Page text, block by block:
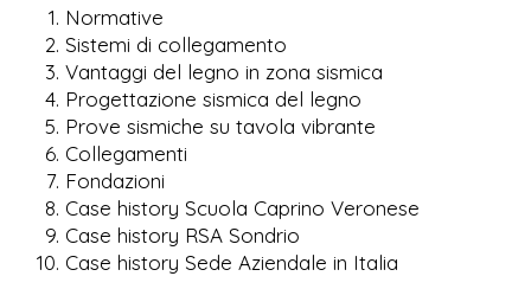
Normative
Sistemi di collegamento
Vantaggi del legno in zona sismica
Progettazione sismica del legno
Prove sismiche su tavola vibrante
Collegamenti
Fondazioni
Case history Scuola Caprino Veronese
Case history RSA Sondrio
Case history Sede Aziendale in Italia